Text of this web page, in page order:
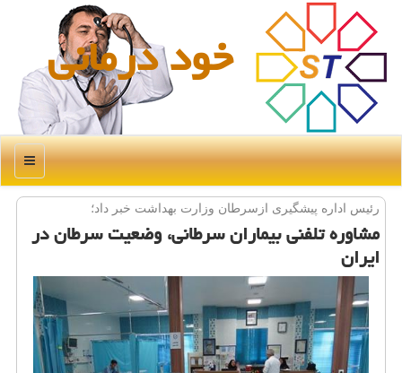
خود درمانی
منو
رئیس اداره پیشگیری ازسرطان وزارت بهداشت خبر داد؛
مشاوره تلفنی بیماران سرطانی، وضعیت سرطان در
ایران